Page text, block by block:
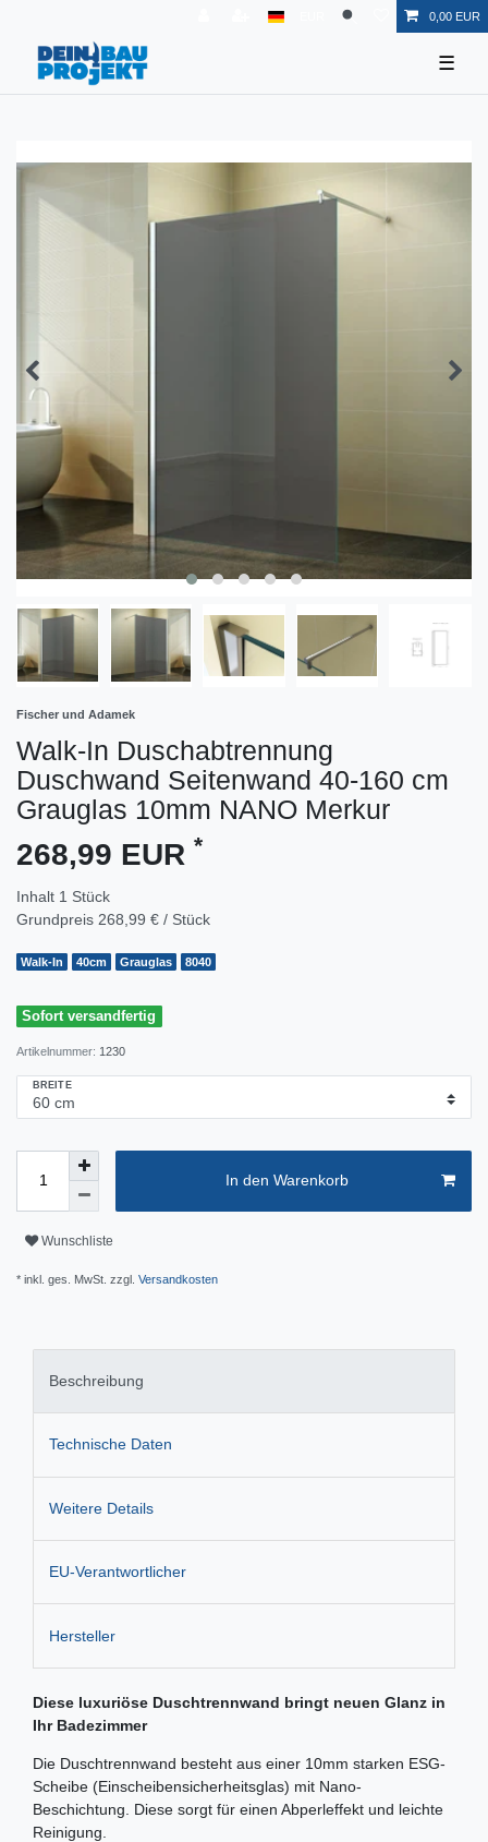
0,00 EUR
☰
Fischer und Adamek
Walk-In Duschabtrennung
Duschwand Seitenwand 40-160 cm
Grauglas 10mm NANO Merkur
268,99 EUR *
Inhalt 1 Stück
Grundpreis 268,99 € / Stück
Walk-In 40cm Grauglas 8040
Sofort versandfertig
Artikelnummer: 1230
BREITE
In den Warenkorb
Wunschliste
* inkl. ges. MwSt. zzgl. Versandkosten
Beschreibung
Technische Daten
Weitere Details
EU-Verantwortlicher
Hersteller
Diese luxuriöse Duschtrennwand bringt neuen Glanz in
Ihr Badezimmer
Die Duschtrennwand besteht aus einer 10mm starken ESG-
Scheibe (Einscheibensicherheitsglas) mit Nano-
Beschichtung. Diese sorgt für einen Abperleffekt und leichte
Reinigung.